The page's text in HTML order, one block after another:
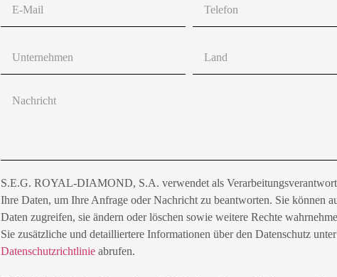
S.E.G. ROYAL-DIAMOND, S.A. verwendet als
Ihre Daten, um Ihre Anfrage oder Nachricht zu beantworten. Sie können
Daten zugreifen, sie ändern oder löschen sowie weitere Rechte
Sie zusätzliche und detailliertere Informationen über den Datenschutz
Datenschutzrichtlinie abrufen.